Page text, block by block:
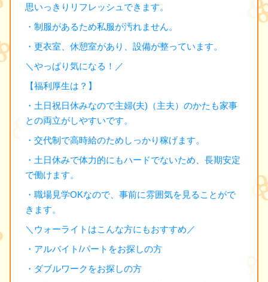
思いっきりリフレッシュできます。
・制服があるため私服が汚れません。
・更衣室、休憩室があり、設備が整っています。
＼やっぱり気になる！／
【福利厚生は？】
・土日祝日休みなので主婦(夫)（主夫）のかたも家事
との両立がしやすいです。
・交代制で高時給のためしっかり稼げます。
・土日休みで体力的にもハードでないため、長期安定
で働けます。
・職場見学OKなので、事前に雰囲気を見ることがで
きます。
＼ウォーライトはこんな方にもおすすめ／
・アルバイト/パートをお探しの方
・ダブルワークをお探しの方